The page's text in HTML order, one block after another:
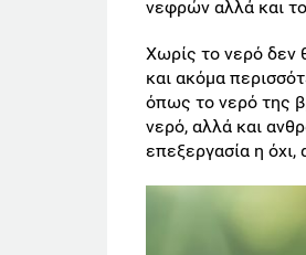
νεφρών αλλά και
Χωρίς το νερό δεν
και ακόμα
όπως το νερό της
νερό, αλλά και
επεξεργασία η όχι,